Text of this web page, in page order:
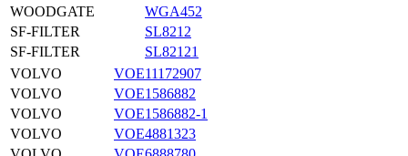
WOODGATE
WGA452
SF-FILTER
SL8212
SF-FILTER
SL82121
VOLVO
VOE11172907
VOLVO
VOE1586882
VOLVO
VOE1586882-1
VOLVO
VOE4881323